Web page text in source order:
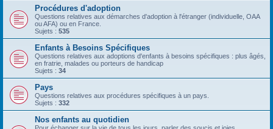
Procédures d'adoption
Questions relatives aux démarches d'adoption à l'étranger (individuelle, OAA
ou AFA) ou en France.
Sujets : 535
Enfants à Besoins Spécifiques
Questions relatives aux adoptions d'enfants à besoins spécifiques : plus âgés,
en fratrie, malades ou porteurs de handicap
Sujets : 34
Pays
Questions relatives aux procédures spécifiques à un pays.
Sujets : 332
Nos enfants au quotidien